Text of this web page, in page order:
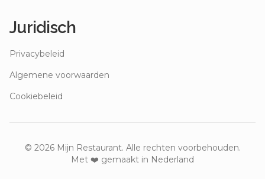
Juridisch
Privacybeleid
Algemene voorwaarden
Cookiebeleid
© 2026Mijn Restaurant. Alle rechten voorbehouden.
Met ❤️ gemaakt in Nederland